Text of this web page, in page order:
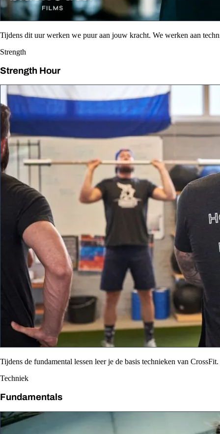
Tijdens dit uur werken we puur aan jouw kracht. We werken aan
Strength
Strength Hour
Tijdens de fundamental lessen leer je de basis technieken van CrossFit.
Techniek
Fundamentals